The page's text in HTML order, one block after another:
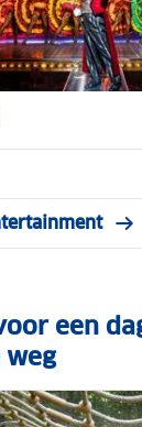
een
weg